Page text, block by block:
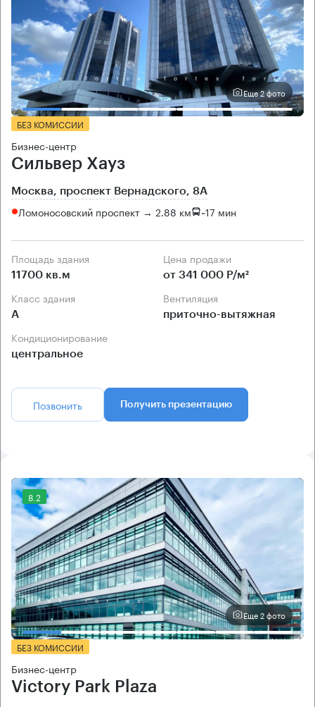
Еще 2 фото
БЕЗ КОМИССИИ
Бизнес-центр
Сильвер Хауз
Москва, проспект Вернадского, 8А
Ломоносовский проспект → 2.88 км ~17 мин
Площадь здания
11700 кв.м
Цена продажи
от 341 000 Р/м²
Класс здания
А
Вентиляция
приточно-вытяжная
Кондиционирование
центральное
Позвонить Получить презентацию
8.2
Еще 2 фото
БЕЗ КОМИССИИ
Бизнес-центр
Victory Park Plaza